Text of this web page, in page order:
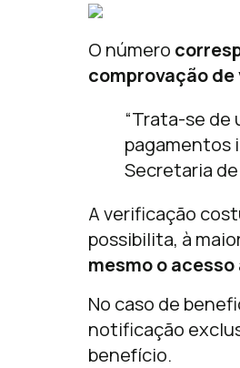
O número
comprovação
“Trata-se
pagamentos
Secretaria
A verificação
possibilita, à
mesmo o
No caso de
notificação
benefício.